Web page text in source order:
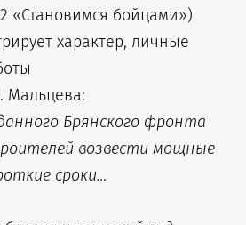
«Становимся бойцами»)
характер, личные
Мальцева:
Брянского фронта
возвести мощные
сроки…